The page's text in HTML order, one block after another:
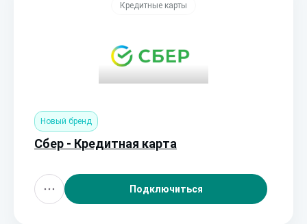
Кредитные карты
Новый бренд
Сбер - Кредитная карта
Подключиться